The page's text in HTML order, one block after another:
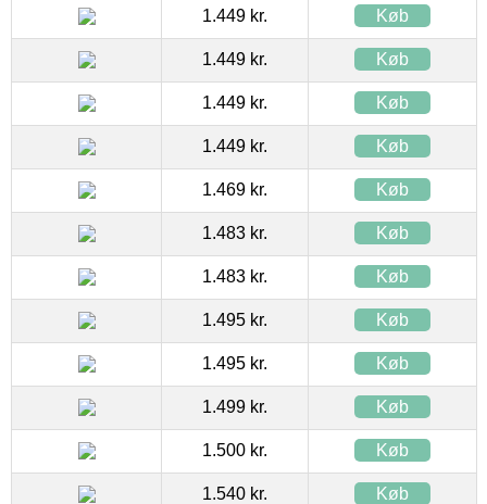
1.449 kr. Køb
1.449 kr. Køb
1.449 kr. Køb
1.449 kr. Køb
1.469 kr. Køb
1.483 kr. Køb
1.483 kr. Køb
1.495 kr. Køb
1.495 kr. Køb
1.499 kr. Køb
1.500 kr. Køb
1.540 kr. Køb